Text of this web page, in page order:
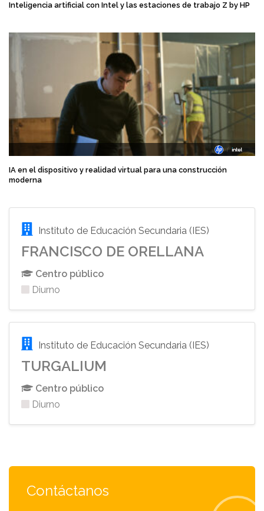
Inteligencia artificial con Intel y las estaciones de trabajo Z by HP
IA en el dispositivo y realidad virtual para una construcción
moderna
Instituto de Educación Secundaria (IES)
FRANCISCO DE ORELLANA
Centro público
Diurno
Instituto de Educación Secundaria (IES)
TURGALIUM
Centro público
Diurno
Contáctanos